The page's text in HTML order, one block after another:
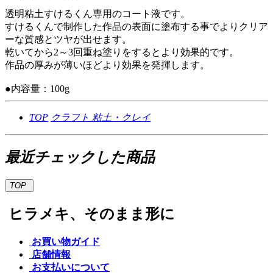
透明粘土すけるくん専用のコート液です。
すけるくんで制作した作品の表面に塗布する事でよりクリア
ーな質感とツヤが出せます。
乾いてから2～3回重ね塗りをするとより効果的です。
作品の厚みが薄いほどより効果を発揮します。
●内容量：100g
TOP クラフト 粘土・クレイ
最近チェックした商品
TOP
ヒラメキ、そのまま形に
お買い物ガイド
店舗情報
お支払いについて